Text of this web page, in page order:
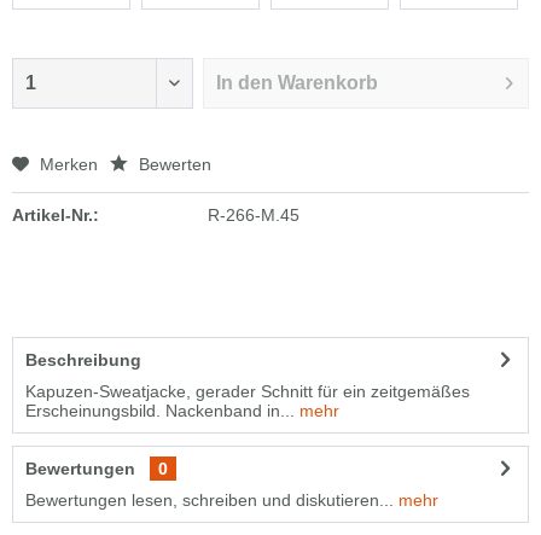
In den Warenkorb
Merken Bewerten
Artikel-Nr.: R-266-M.45
Beschreibung
Kapuzen-Sweatjacke, gerader Schnitt für ein zeitgemäßes
Erscheinungsbild. Nackenband in...
mehr
Bewertungen
0
Bewertungen lesen, schreiben und diskutieren...
mehr